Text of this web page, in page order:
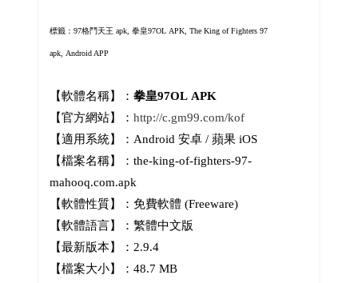
標籤：97格鬥天王 apk, 拳皇97OL APK, The King of Fighters 97
apk, Android APP
【軟體名稱】： 拳皇97OL APK
【官方網站】： http://c.gm99.com/kof
【適用系統】：Android 安卓 / 蘋果 iOS
【檔案名稱】：the-king-of-fighters-97-
mahooq.com.apk
【軟體性質】：免費軟體 (Freeware)
【軟體語言】：繁體中文版
【最新版本】：2.9.4
【檔案大小】：48.7 MB